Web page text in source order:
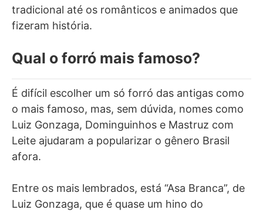
tradicional até os românticos e animados que
fizeram história.
Qual o forró mais famoso?
É difícil escolher um só forró das antigas como
o mais famoso, mas, sem dúvida, nomes como
Luiz Gonzaga, Dominguinhos e Mastruz com
Leite ajudaram a popularizar o gênero Brasil
afora.
Entre os mais lembrados, está “Asa Branca”, de
Luiz Gonzaga, que é quase um hino do